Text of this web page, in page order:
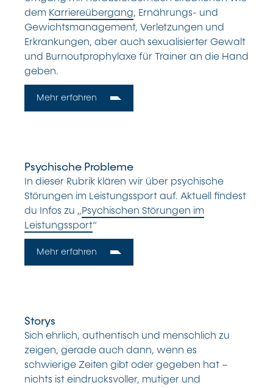
dem Karriereübergang, Ernährungs- und
Gewichtsmanagement, Verletzungen und
Erkrankungen, aber auch sexualisierter Gewalt
und Burnoutprophylaxe für Trainer an die Hand
geben.
Mehr erfahren
Psychische Probleme
In dieser Rubrik klären wir über psychische
Störungen im Leistungssport auf. Aktuell findest
du Infos zu „Psychischen Störungen im
Leistungssport“
Mehr erfahren
Storys
Sich ehrlich, authentisch und menschlich zu
zeigen, gerade auch dann, wenn es
schwierige Zeiten gibt oder gegeben hat –
nichts ist eindrucksvoller, mutiger und